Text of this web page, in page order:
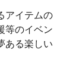
アイテムの
等のイベン
ある楽しい